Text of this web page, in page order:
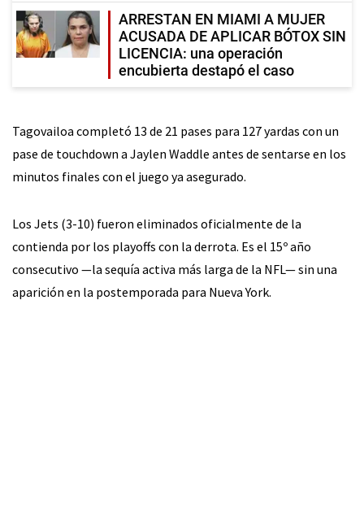
ARRESTAN EN MIAMI A MUJER
ACUSADA DE APLICAR BÓTOX SIN
LICENCIA: una operación
encubierta destapó el caso
Tagovailoa completó 13 de 21 pases para 127 yardas con un
pase de touchdown a Jaylen Waddle antes de sentarse en los
minutos finales con el juego ya asegurado.
Los Jets (3-10) fueron eliminados oficialmente de la
contienda por los playoffs con la derrota. Es el 15º año
consecutivo —la sequía activa más larga de la NFL— sin una
aparición en la postemporada para Nueva York.